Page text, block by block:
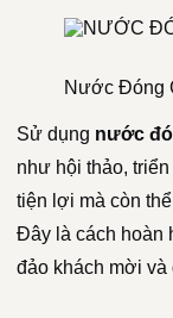
Nước Đóng
Sử dụng nước
như hội thảo,
tiện lợi mà còn
Đây là cách hoàn
đảo khách mời và